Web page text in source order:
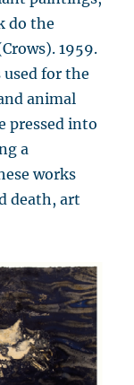
do the
1959.
for the
animal
pressed into
a
works
death, art